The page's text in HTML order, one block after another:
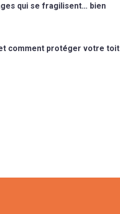
qui se fragilisent… bien
comment protéger votre toit